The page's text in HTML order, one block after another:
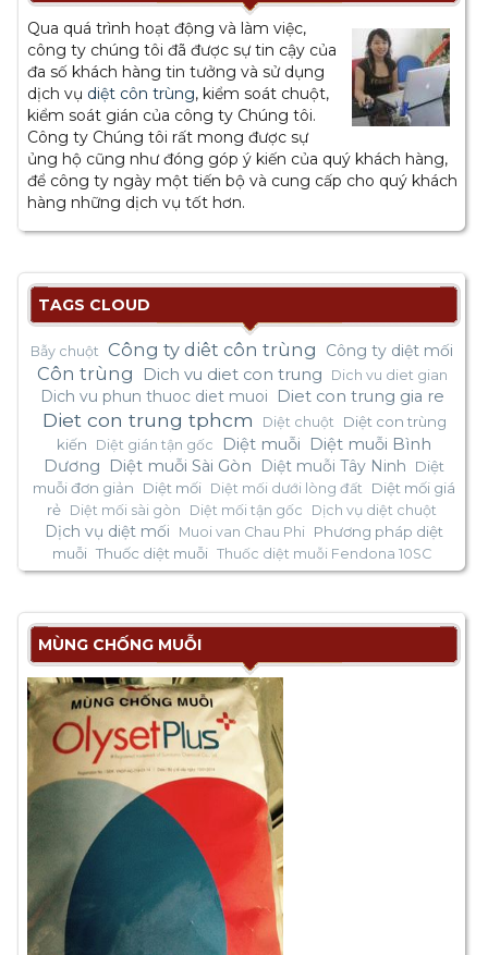
Qua quá trình hoạt động và làm việc,
công ty chúng tôi đã được sự tin cậy của
đa số khách hàng tin tưởng và sử dụng
dịch vụ diệt côn trùng, kiểm soát chuột,
kiểm soát gián của công ty Chúng tôi.
Công ty Chúng tôi rất mong được sự
ủng hộ cũng như đóng góp ý kiến của quý khách hàng,
để công ty ngày một tiến bộ và cung cấp cho quý khách
hàng những dịch vụ tốt hơn.
TAGS CLOUD
Bẫy chuột Công ty diêt côn trùng Công ty diệt mối
Côn trùng Dich vu diet con trung Dich vu diet gian
Dich vu phun thuoc diet muoi Diet con trung gia re
Diet con trung tphcm Diệt chuột
Diệt con trùng
kiến
Diệt gián tận gốc Diệt muỗi
Diệt muỗi Bình
Dương
Diệt muỗi Sài Gòn Diệt muỗi Tây Ninh
Diệt
muỗi đơn giản
Diệt mối Diệt mối dưới lòng đất
Diệt mối giá
rẻ Diệt mối sài gòn Diệt mối tận gốc Dịch vụ diệt chuột
Dịch vụ diệt mối Muoi van Chau Phi
Phương pháp diệt
muỗi Thuốc diệt muỗi Thuốc diệt muỗi Fendona 10SC
MÙNG CHỐNG MUỖI